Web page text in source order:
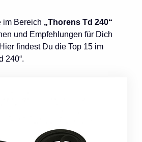
im Bereich „Thorens Td 240“
und Empfehlungen für Dich
findest Du die Top 15 im
240“.